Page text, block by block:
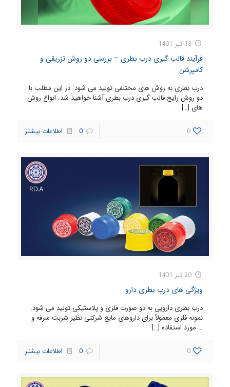
13 تیر 1401
فرآیند قالب گیری درب بطری – بررسی دو روش تزریقی و
کامپرشن
درب بطری به روش های مختلفی تولید می شود. در این مطلب با
دو روش رایج قالب گیری درب بطری آشنا خواهید شد. انواع روش
های […]
0
0 اطلاعات بیشتر
20 تیر 1401
ویژگی های درب بطری دارو
درب بطری دارویی به دو صورت فلزی و پلاستیکی تولید می شود.
نمونه فلزی معمولاً برای داروهای مایع شرکتی نظیر شربت سرفه و
… مورد استفاده […]
0
0 اطلاعات بیشتر